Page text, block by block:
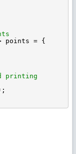
points = {
printing